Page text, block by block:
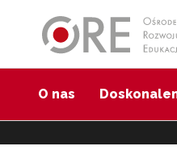
O nas